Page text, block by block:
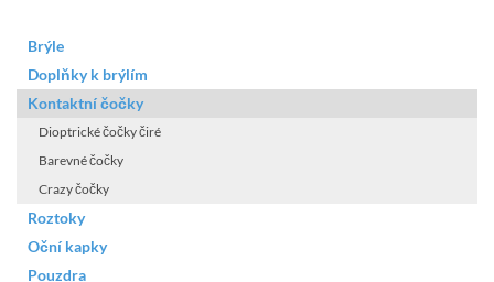
Brýle
Doplňky k brýlím
Kontaktní čočky
Dioptrické čočky čiré
Barevné čočky
Crazy čočky
Roztoky
Oční kapky
Pouzdra